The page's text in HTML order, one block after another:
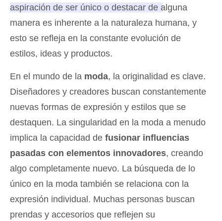
aspiración de ser único o destacar de alguna
manera es inherente a la naturaleza humana, y
esto se refleja en la constante evolución de
estilos, ideas y productos.
En el mundo de la moda, la originalidad es clave.
Diseñadores y creadores buscan constantemente
nuevas formas de expresión y estilos que se
destaquen. La singularidad en la moda a menudo
implica la capacidad de fusionar influencias
pasadas con elementos innovadores, creando
algo completamente nuevo. La búsqueda de lo
único en la moda también se relaciona con la
expresión individual. Muchas personas buscan
prendas y accesorios que reflejen su